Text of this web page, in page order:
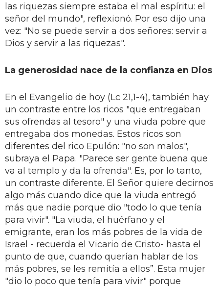
las riquezas siempre estaba el mal espíritu: el
señor del mundo", reflexionó. Por eso dijo una
vez: "No se puede servir a dos señores: servir a
Dios y servir a las riquezas".
La generosidad nace de la confianza en Dios
En el Evangelio de hoy (Lc 21,1-4), también hay
un contraste entre los ricos "que entregaban
sus ofrendas al tesoro" y una viuda pobre que
entregaba dos monedas. Estos ricos son
diferentes del rico Epulón: "no son malos",
subraya el Papa. "Parece ser gente buena que
va al templo y da la ofrenda". Es, por lo tanto,
un contraste diferente. El Señor quiere decirnos
algo más cuando dice que la viuda entregó
más que nadie porque dio "todo lo que tenía
para vivir". "La viuda, el huérfano y el
emigrante, eran los más pobres de la vida de
Israel - recuerda el Vicario de Cristo- hasta el
punto de que, cuando querían hablar de los
más pobres, se les remitía a ellos”. Esta mujer
"dio lo poco que tenía para vivir" porque